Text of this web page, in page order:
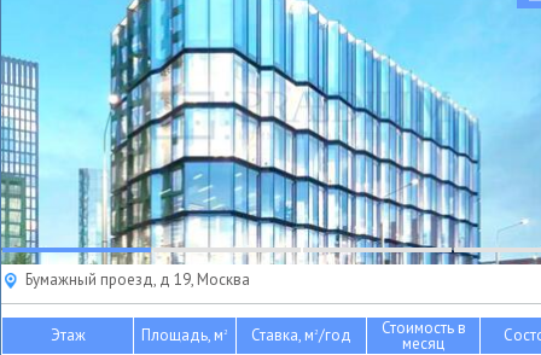
Бумажный проезд, д 19, Москва
Этаж Площадь, м2 Ставка, м2/год Стоимость в
месяц